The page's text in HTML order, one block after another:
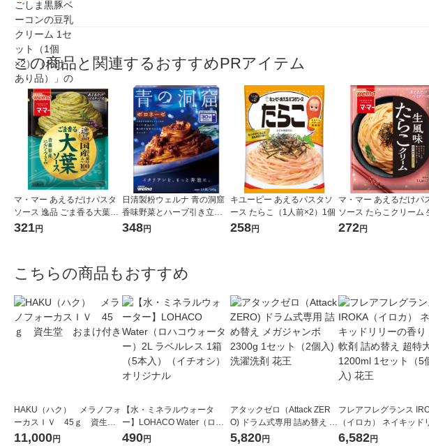
この商品と関連するおすすめPRアイテム
マ・マー あえるだけパスタ
ソース 逸品 ごま香る大葉ソ
ース ＜1人前×2＞ 1個 日清
321円
日清製粉ウェルナ 青の洞窟
香味野菜とハーブ引き立つ
348円
キユーピー あえるパスタソ
ース たらこ（1人前×2）1個
258円
マ・マー あえるだけパ
ソース たらこクリーム
味 1人前×2 1個
272円
こちらの商品もおすすめ
HAKU（ハク） メラノフォ
ーカスＩＶ 45ｇ 資生
堂 おまけ付き
11,000円
【水・ミネラルウォータ
ー】LOHACO Water（ロハ
コウォーター）2L ラベルレ
490円
アタックゼロ（Attack ZER
O) ドラム式専用 詰め替え メ
ガジャンボ 2300g 1セット
5,820円
フレアフレグランス
（イロカ） ネイキッド
ーの香り 柔軟剤 詰め替
6,582円